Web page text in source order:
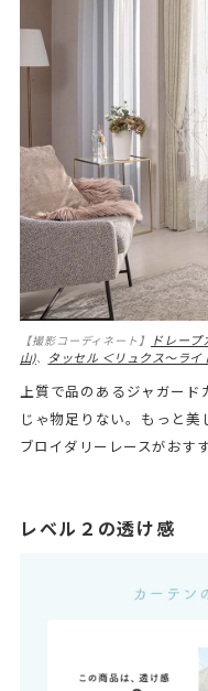
【撮影コーディネート】
ドレー
山)、 タッセル ＜リュクス～ライ
上質で品のあるジャガード
じゃ物足りない。もっと
ブロイダリーレースがおすす
レベル２の透け感